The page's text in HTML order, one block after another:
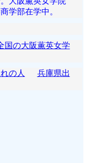
学部在学中。
国の大阪薫英女学
の人
兵庫県出